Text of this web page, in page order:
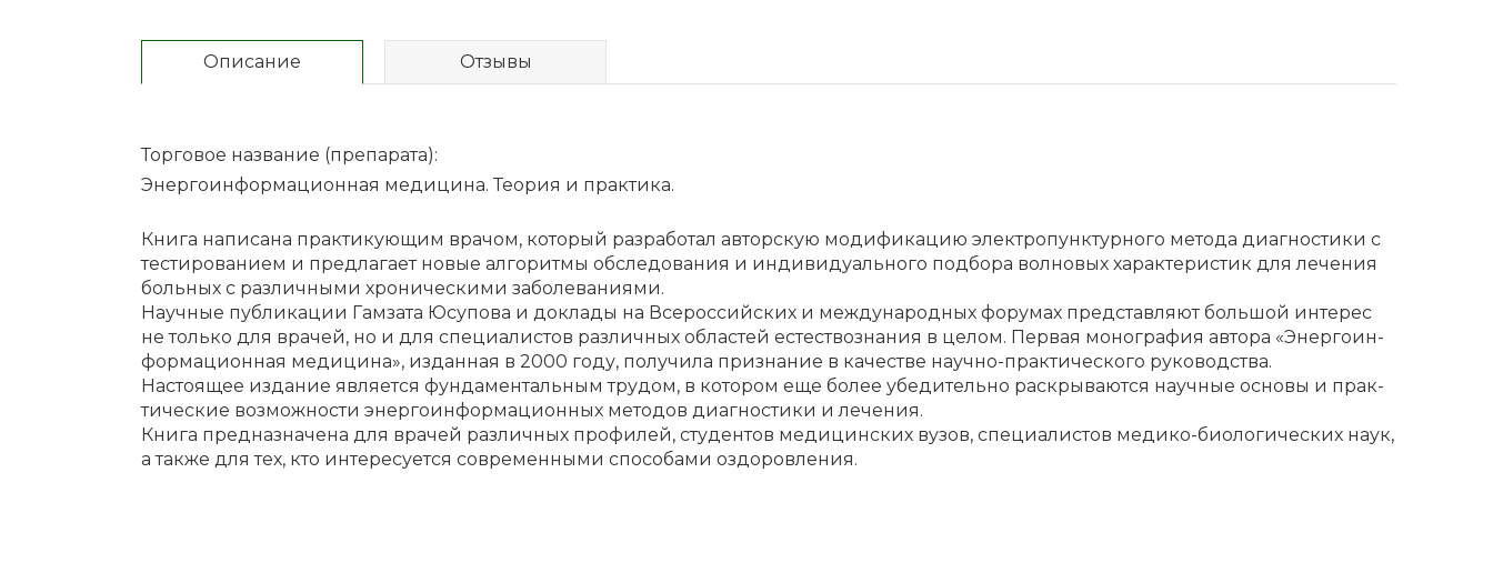
Описание Отзывы
Торговое название (препарата):
Энергоинформационная медицина. Теория и практика.
Кни­га на­пи­са­на прак­ти­ку­ю­щим вра­чом, ко­то­рый раз­ра­бо­тал ав­тор­скую мо­ди­фи­ка­цию элек­тро­пунк­тур­но­го ме­то­да ди­а­гно­сти­ки с
те­сти­ро­ва­ни­ем и пред­ла­га­ет но­вые ал­го­рит­мы об­сле­до­ва­ния и ин­ди­ви­ду­аль­но­го под­бо­ра вол­но­вых ха­рак­те­ри­стик для ле­че­ния
боль­ных с раз­лич­ны­ми хро­ни­че­ски­ми за­бо­ле­ва­ни­я­ми.
На­уч­ные пуб­ли­ка­ции Гам­за­та Юс­у­по­ва и до­кла­ды на Все­рос­сий­ских и меж­ду­на­род­ных фо­ру­мах пред­став­ля­ют боль­шой ин­те­рес
не толь­ко для вра­чей, но и для спе­ци­а­ли­стов раз­лич­ных об­ла­стей есте­ство­зна­ния в це­лом. Пер­вая мо­но­гра­фия ав­то­ра «Энер­го­ин­
фор­ма­ци­он­ная ме­ди­ци­на», из­дан­ная в 2000 го­ду, по­лу­чи­ла при­зна­ние в ка­че­стве на­уч­но-прак­ти­че­ско­го ру­ко­вод­ства.
На­сто­я­щее из­да­ние яв­ля­ет­ся фун­да­мен­таль­ным тру­дом, в ко­то­ром еще бо­лее убе­ди­тель­но рас­кры­ва­ют­ся на­уч­ные ос­но­вы и прак­
ти­че­ские воз­мож­но­сти энер­го­ин­фор­ма­ци­он­ных ме­то­дов ди­а­гно­сти­ки и ле­че­ния.
Кни­га пред­на­зна­че­на для вра­чей раз­лич­ных про­фи­лей, сту­ден­тов ме­ди­цин­ских ву­зов, спе­ци­а­ли­стов ме­ди­ко-био­ло­ги­че­ских на­ук,
а так­же для тех, кто ин­те­ре­су­ет­ся со­вре­мен­ны­ми спо­со­ба­ми оздо­ров­ле­ния.